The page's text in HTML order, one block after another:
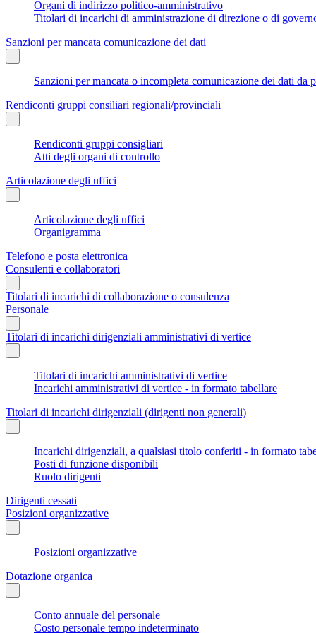
Organi di indirizzo politico-amministrativo
Titolari di incarichi di amministrazione di direzione o di
Sanzioni per mancata comunicazione dei dati
Sanzioni per mancata o incompleta comunicazione dei dati
Rendiconti gruppi consiliari regionali/provinciali
Rendiconti gruppi consigliari
Atti degli organi di controllo
Articolazione degli uffici
Articolazione degli uffici
Organigramma
Telefono e posta elettronica
Consulenti e collaboratori
Titolari di incarichi di collaborazione o consulenza
Personale
Titolari di incarichi dirigenziali amministrativi di vertice
Titolari di incarichi amministrativi di vertice
Incarichi amministrativi di vertice - in formato tabellare
Titolari di incarichi dirigenziali (dirigenti non generali)
Incarichi dirigenziali, a qualsiasi titolo conferiti - in formato
Posti di funzione disponibili
Ruolo dirigenti
Dirigenti cessati
Posizioni organizzative
Posizioni organizzative
Dotazione organica
Conto annuale del personale
Costo personale tempo indeterminato